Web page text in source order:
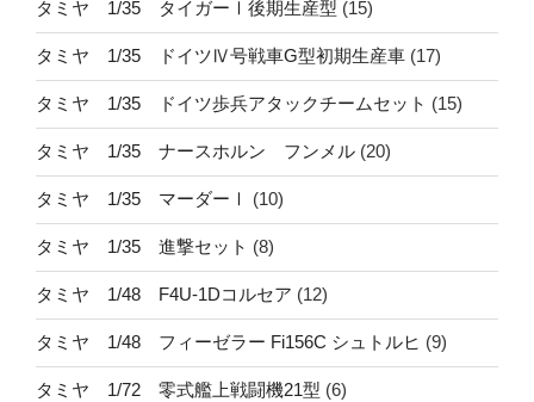
タミヤ 1/35 タイガーⅠ後期生産型 (15)
タミヤ 1/35 ドイツⅣ号戦車G型初期生産車 (17)
タミヤ 1/35 ドイツ歩兵アタックチームセット (15)
タミヤ 1/35 ナースホルン フンメル (20)
タミヤ 1/35 マーダーⅠ (10)
タミヤ 1/35 進撃セット (8)
タミヤ 1/48 F4U-1Dコルセア (12)
タミヤ 1/48 フィーゼラー Fi156C シュトルヒ (9)
タミヤ 1/72 零式艦上戦闘機21型 (6)